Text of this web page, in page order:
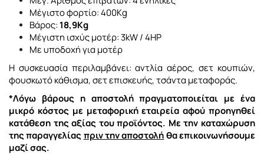
Μέγιστο φορτίο: 400Kg
Βάρος:18,9Kg
Μέγιστη ισχύς μοτέρ: 3kW / 4HP
Με υποδοχή για μοτέρ
Η συσκευασία περιλαμβάνει: αντλία αέρος, σετ κουπιών,
φουσκωτό κάθισμα, σετ επισκευής, τσάντα μεταφοράς.
*Λόγω βάρους η αποστολή πραγματοποιείται με ένα
μικρό κόστος με μεταφορική εταιρεία αφού προηγηθεί
κατάθεση της αξίας του προϊόντος. Με την καταχώρυση
της παραγγελίας πριν την αποστολήθα επικοινωνήσουμε
μαζί σας.